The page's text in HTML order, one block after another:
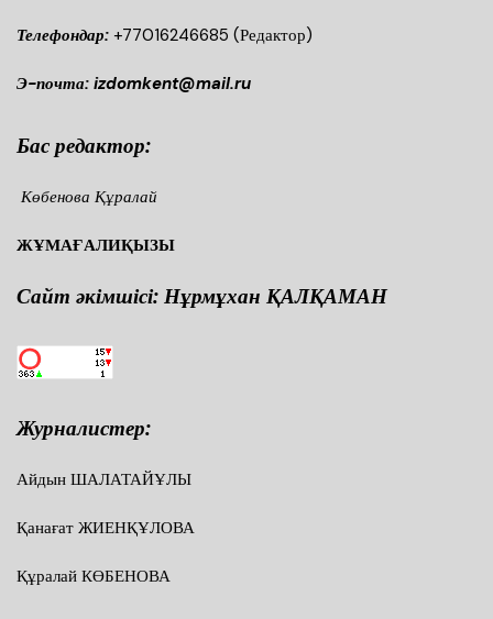
Телефондар: +77016246685 (Редактор)
Э-почта: izdomkent@mail.ru
Бас редактор:
Көбенова Құралай
ЖҰМАҒАЛИҚЫЗЫ
Сайт әкімшісі: Нұрмұхан ҚАЛҚАМАН
Журналистер:
Айдын ШАЛАТАЙҰЛЫ
Қанағат ЖИЕНҚҰЛОВА
Құралай КӨБЕНОВА